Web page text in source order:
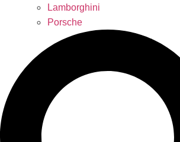
Lamborghini
Porsche